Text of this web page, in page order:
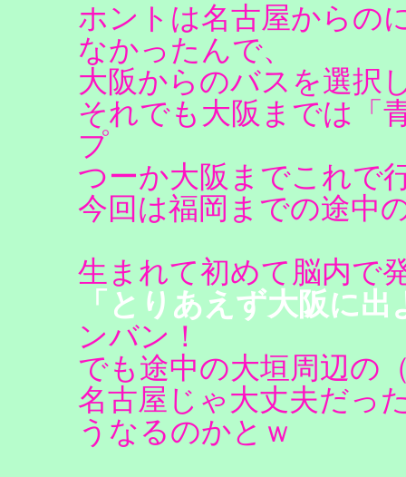
ホントは名古屋からの
なかったんで、
大阪からのバスを選択
それでも大阪までは「
プ
つーか大阪までこれで
今回は福岡までの途中
生まれて初めて脳内で
「とりあえず大阪に出
ンバン！
でも途中の大垣周辺の
名古屋じゃ大丈夫だっ
うなるのかとｗ